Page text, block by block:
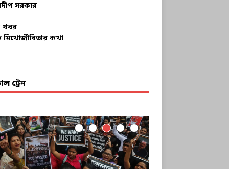
সরকার
খবর
কথা
ট্রেন